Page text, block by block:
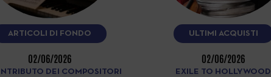
ARTICOLI DI FONDO
02/06/2026
DEI COMPOSITORI
ULTIMI ACQUISTI
02/06/2026
EXILE TO HOLLYWOOD